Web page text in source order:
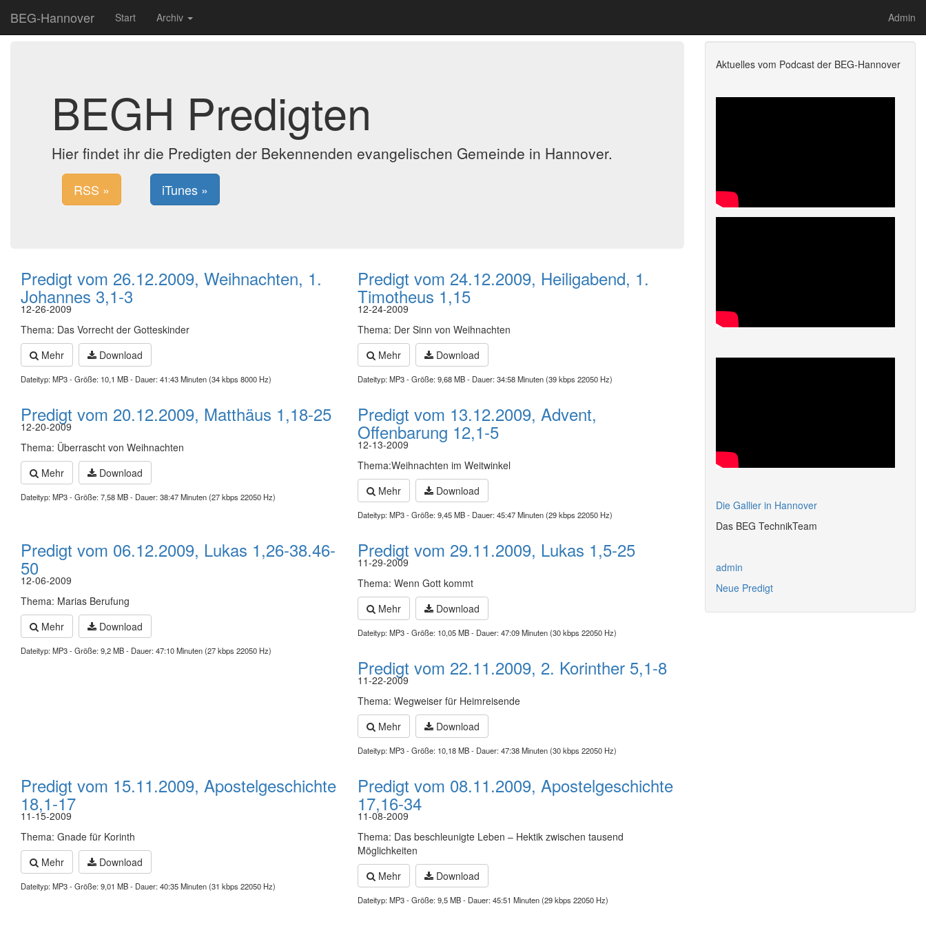
BEG-Hannover Admin
Start Archiv
BEGH Predigten
Hier findet ihr die Predigten der Bekennenden evangelischen Gemeinde in Hannover.
RSS » iTunes »
Predigt vom 26.12.2009, Weihnachten, 1.
Johannes 3,1-3
12-26-2009
Thema: Das Vorrecht der Gotteskinder
Mehr
Download
Dateityp: MP3 - Größe: 10,1 MB - Dauer: 41:43 Minuten (34 kbps 8000 Hz)
Predigt vom 24.12.2009, Heiligabend, 1.
Timotheus 1,15
12-24-2009
Thema: Der Sinn von Weihnachten
Mehr
Download
Dateityp: MP3 - Größe: 9,68 MB - Dauer: 34:58 Minuten (39 kbps 22050 Hz)
Predigt vom 20.12.2009, Matthäus 1,18-25
12-20-2009
Thema: Überrascht von Weihnachten
Mehr
Download
Dateityp: MP3 - Größe: 7,58 MB - Dauer: 38:47 Minuten (27 kbps 22050 Hz)
Predigt vom 13.12.2009, Advent,
Offenbarung 12,1-5
12-13-2009
Thema:Weihnachten im Weitwinkel
Mehr
Download
Dateityp: MP3 - Größe: 9,45 MB - Dauer: 45:47 Minuten (29 kbps 22050 Hz)
Predigt vom 06.12.2009, Lukas 1,26-38.46-
50
12-06-2009
Thema: Marias Berufung
Mehr
Download
Dateityp: MP3 - Größe: 9,2 MB - Dauer: 47:10 Minuten (27 kbps 22050 Hz)
Predigt vom 29.11.2009, Lukas 1,5-25
11-29-2009
Thema: Wenn Gott kommt
Mehr
Download
Dateityp: MP3 - Größe: 10,05 MB - Dauer: 47:09 Minuten (30 kbps 22050 Hz)
Predigt vom 22.11.2009, 2. Korinther 5,1-8
11-22-2009
Thema: Wegweiser für Heimreisende
Mehr
Download
Dateityp: MP3 - Größe: 10,18 MB - Dauer: 47:38 Minuten (30 kbps 22050 Hz)
Predigt vom 15.11.2009, Apostelgeschichte
18,1-17
11-15-2009
Thema: Gnade für Korinth
Mehr
Download
Dateityp: MP3 - Größe: 9,01 MB - Dauer: 40:35 Minuten (31 kbps 22050 Hz)
Predigt vom 08.11.2009, Apostelgeschichte
17,16-34
11-08-2009
Thema: Das beschleunigte Leben – Hektik zwischen tausend
Möglichkeiten
Mehr
Download
Dateityp: MP3 - Größe: 9,5 MB - Dauer: 45:51 Minuten (29 kbps 22050 Hz)
Aktuelles vom Podcast der BEG-Hannover
Die Gallier in Hannover
Das BEG TechnikTeam
admin
Neue Predigt